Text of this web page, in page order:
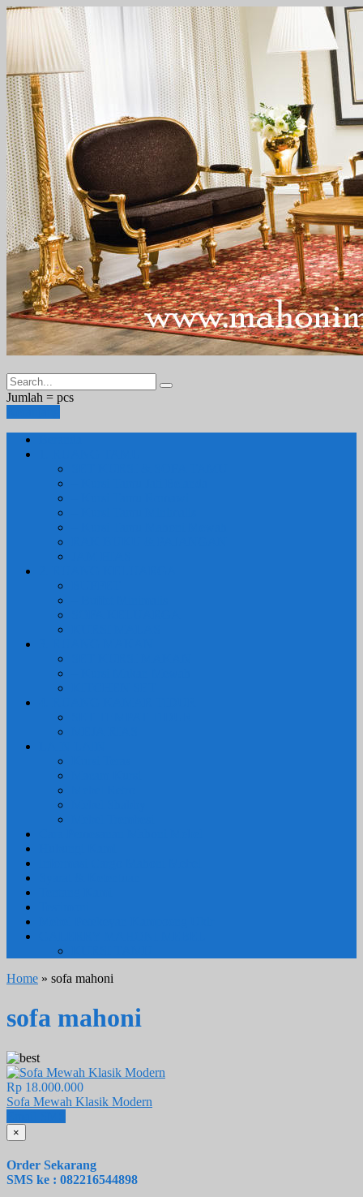
Jumlah = pcs
Home » sofa mahoni
sofa mahoni
Rp 18.000.000
Sofa Mewah Klasik Modern
×
Order Sekarang
SMS ke : 082216544898